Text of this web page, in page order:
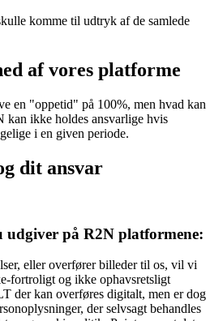
komme til udtryk af de samlede
af vores platforme
en "oppetid" på 100%, men hvad kan
kan ikke holdes ansvarlige hvis
i en given periode.
dit ansvar
udgiver på R2N platformene:
eller overfører billeder til os, vil vi
fortroligt og ikke ophavsretsligt
der kan overføres digitalt, men er dog
der selvsagt behandles